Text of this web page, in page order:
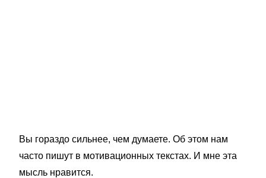
Вы гораздо сильнее, чем думаете. Об этом нам
часто пишут в мотивационных текстах. И мне эта
мысль нравится.